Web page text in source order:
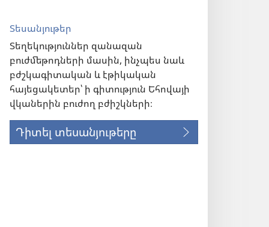
Տեսանյութեր
Տեղեկություններ զանազան
բուժմեթոդների մասին, ինչպես նաև
բժշկագիտական և էթիկական
հայեցակետեր՝ ի գիտություն Եհովայի
վկաներին բուժող բժիշկների։
Դիտել տեսանյութերը